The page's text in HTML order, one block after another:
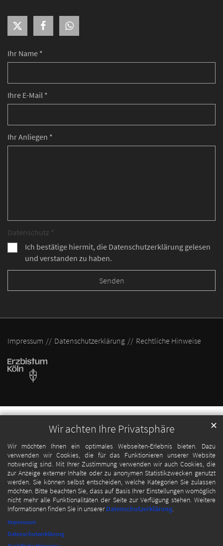
Wir achten Ihre Privatsphäre
Wir möchten Ihnen ein optimales Webseiten-Erlebnis bieten. Dazu
verwenden wir Cookies, die für das Funktionieren unserer Website
notwendig sind. Mit Ihrer Zustimmung verwenden wir auch Cookies, die
zur Anzeige externer Inhalte oder zu anonymen Statistikzwecken genutzt
werden. Sie können selbst entscheiden, welche Kategorien Sie zulassen
möchten. Bitte beachten Sie, dass auf Basis Ihrer Einstellungen womöglich
nicht mehr alle Funktionalitäten der Seite zur Verfügung stehen. Weitere
Informationen finden Sie in unsererDatenschutzerklärung.
✕
Impressum
Datenschutzerklärung
Ihr Name *
Ihre E-Mail *
Ihr Anliegen *
Datenschutz *
Ich bestätige hiermit, die Datenschutzerklärung gelesen
und verstanden zu haben.
Impressum Datenschutzerklärung Rechtliche Hinweise